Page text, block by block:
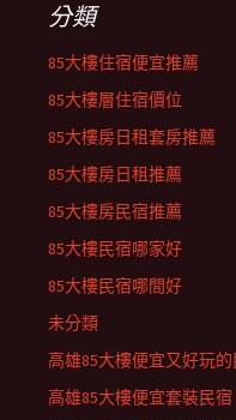
分類
85大樓住宿便宜推薦
85大樓層住宿價位
85大樓房日租套房推薦
85大樓房日租推薦
85大樓房民宿推薦
85大樓民宿哪家好
85大樓民宿哪間好
未分類
高雄85大樓便宜又好玩的
高雄85大樓便宜套裝民宿